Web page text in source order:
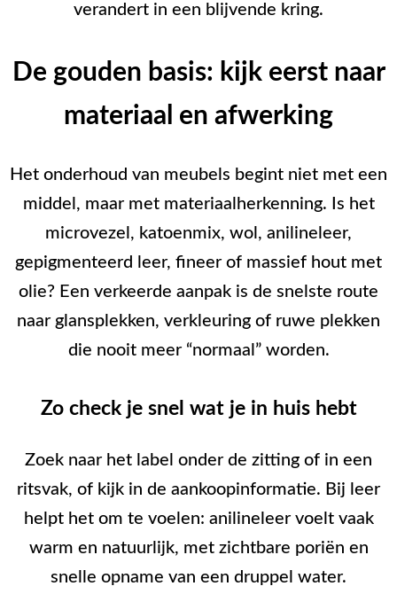
verandert in een blijvende kring.
De gouden basis: kijk eerst naar
materiaal en afwerking
Het onderhoud van meubels begint niet met een
middel, maar met materiaalherkenning. Is het
microvezel, katoenmix, wol, anilineleer,
gepigmenteerd leer, fineer of massief hout met
olie? Een verkeerde aanpak is de snelste route
naar glansplekken, verkleuring of ruwe plekken
die nooit meer “normaal” worden.
Zo check je snel wat je in huis hebt
Zoek naar het label onder de zitting of in een
ritsvak, of kijk in de aankoopinformatie. Bij leer
helpt het om te voelen: anilineleer voelt vaak
warm en natuurlijk, met zichtbare poriën en
snelle opname van een druppel water.